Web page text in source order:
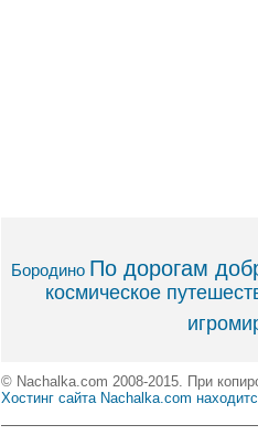
Бородино По дорогам
космическое
© Nachalka.com 2008-2015. При
Хостинг сайта Nachalka.com